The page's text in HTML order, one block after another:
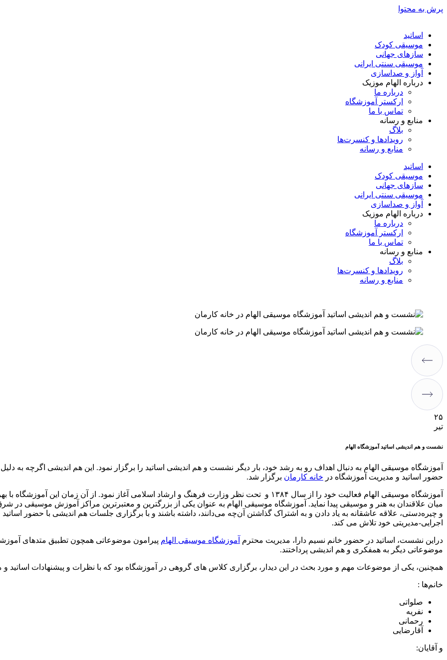
پرش به محتوا
اساتید
موسیقی کودک
سازهای جهانی
موسیقی سنتی ایرانی
آواز و صداسازی
درباره الهام موزیک
درباره ما
ارکستر آموزشگاه
تماس با ما
منابع و رسانه
بلاگ
رویدادها و کنسرت‌ها
منابع و رسانه
اساتید
موسیقی کودک
سازهای جهانی
موسیقی سنتی ایرانی
آواز و صداسازی
درباره الهام موزیک
درباره ما
ارکستر آموزشگاه
تماس با ما
منابع و رسانه
بلاگ
رویدادها و کنسرت‌ها
منابع و رسانه
۲۵
تیر
نشست و هم اندیشی اساتید آموزشگاه الهام
حضور اساتید و مدیریت آموزشگاه در خانه کارمان برگزار شد.
آموزشگاه موسیقی الهام فعالیت خود را از سال ۱۳۸۴ و تحت نظر وزارت فرهنگ و ارشاد اسلامی آغاز نمود. از آن
میان علاقندان به هنر و موسیقی پیدا نماید. آموزشگاه موسیقی الهام به عنوان یکی از بزرگترین و معتبرترین مراکز آموزش موسیقی در
و چیره‌دستی، علاقه عاشقانه به یاد دادن و به اشتراک گذاشتن آن‌چه می‌دانند، داشته باشند و با برگزاری جلسات هم اندیشی با حضور
اجرایی-مدیریتی خود تلاش می کند.
دراین نشست، اساتید در حضور خانم نسیم دارا، مدیریت محترم آموزشگاه موسیقی الهام پیرامون موضوعاتی همچون تطبیق متدهای
موضوعاتی دیگر به همفکری و هم اندیشی پرداختند.
همچنین، یکی از موضوعات مهم و مورد بحث در این دیدار، برگزاری کلاس های گروهی در آموزشگاه بود که با نظرات و پیشنهادات اساتید و
خانم‌ها :
صلواتی
نفریه
رحمانی
آقارضایی
و آقایان: